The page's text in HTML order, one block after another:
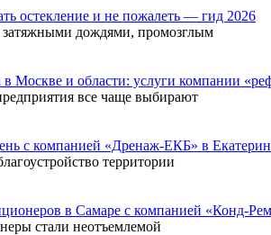
остекление и не пожалеть — гид 2026
дождями, промозглым
в Москве и области: услуги компании
все чаще выбирают
с компанией «Дренаж-ЕКБ» в
территории
в Самаре с компанией «Конд-
стали неотъемлемой